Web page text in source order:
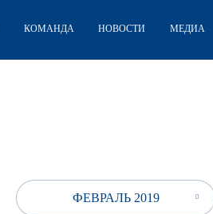
КОМАНДА НОВОСТИ МЕДИА
ФЕВРАЛЬ 2019